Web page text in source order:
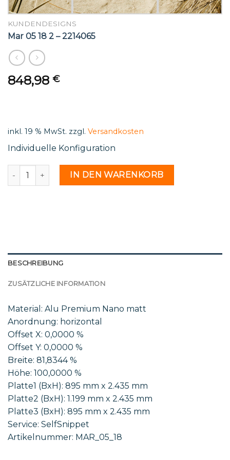
KUNDENDESIGNS
Mar 05 18 2 – 2214065
848,98 €
inkl. 19 % MwSt. zzgl. Versandkosten
Individuelle Konfiguration
Mar 05 18 2 - 2214065 MengeIN DEN WARENKORB
BESCHREIBUNG
ZUSÄTZLICHE INFORMATION
Material: Alu Premium Nano matt
Anordnung: horizontal
Offset X: 0,0000 %
Offset Y: 0,0000 %
Breite: 81,8344 %
Höhe: 100,0000 %
Platte1 (BxH): 895 mm x 2.435 mm
Platte2 (BxH): 1.199 mm x 2.435 mm
Platte3 (BxH): 895 mm x 2.435 mm
Service: SelfSnippet
Artikelnummer: MAR_05_18